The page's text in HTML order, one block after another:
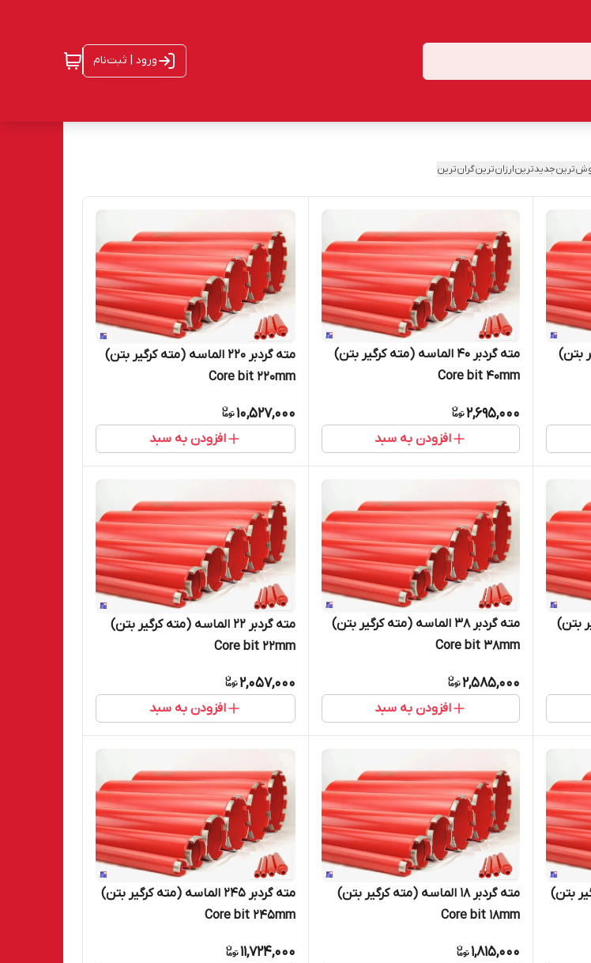
ورود | ثبت‌نام
جدیدترینارزان‌ترینگران‌ترین
بتن)
مته گردبر 40 الماسه (مته کرگیر بتن)
Core bit 40mm
2,695,000
افزودن به سبد
مته گردبر 220 الماسه (مته کرگیر بتن)
Core bit 220mm
10,527,000
افزودن به سبد
بتن)
مته گردبر 38 الماسه (مته کرگیر بتن)
Core bit 38mm
2,585,000
افزودن به سبد
مته گردبر 22 الماسه (مته کرگیر بتن)
Core bit 22mm
2,057,000
افزودن به سبد
کرگیر بتن)
مته گردبر 18 الماسه (مته کرگیر بتن)
Core bit 18mm
1,815,000
مته گردبر 245 الماسه (مته کرگیر بتن)
Core bit 245mm
11,724,000